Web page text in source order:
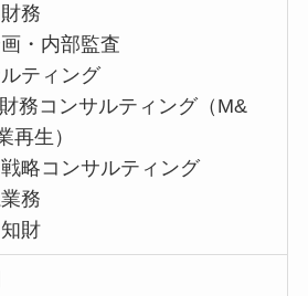
務
・内部監査
ティング
務コンサルティング（M&
再生）
略コンサルティング
務
財